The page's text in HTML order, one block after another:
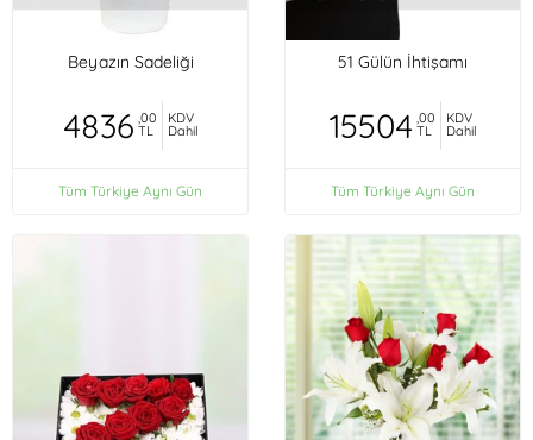
Beyazın Sadeliği
4836 ,00
TL
KDV
Dahil
Tüm Türkiye Aynı Gün
51 Gülün İhtişamı
15504 ,00
TL
KDV
Dahil
Tüm Türkiye Aynı Gün